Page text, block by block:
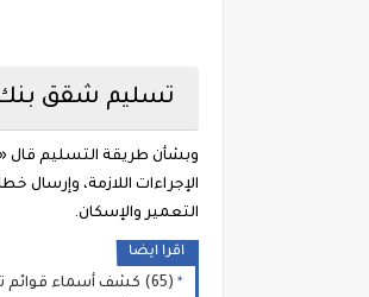
تسليم شقق بنك
وبشأن طريقة التسليم قال
التعمير والإسكان.
اقرا ايضا
(65) كشف أسماء قوائم توزيع أسطوانات الغاز طرابلس بنغازي الزاوية والجنوب الشرقي 📢 #البريقة رابط منظومة حجز أسطوانات الغاز شركة البريقة 2026